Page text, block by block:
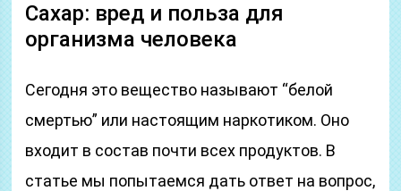
Сахар: вред и польза для
организма человека
Сегодня это вещество называют “белой
смертью” или настоящим наркотиком. Оно
входит в состав почти всех продуктов. В
статье мы попытаемся дать ответ на вопрос,